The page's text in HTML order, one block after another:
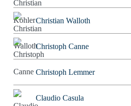
Christian Walloth
Christoph Canne
Christoph Lemmer
Claudio Casula